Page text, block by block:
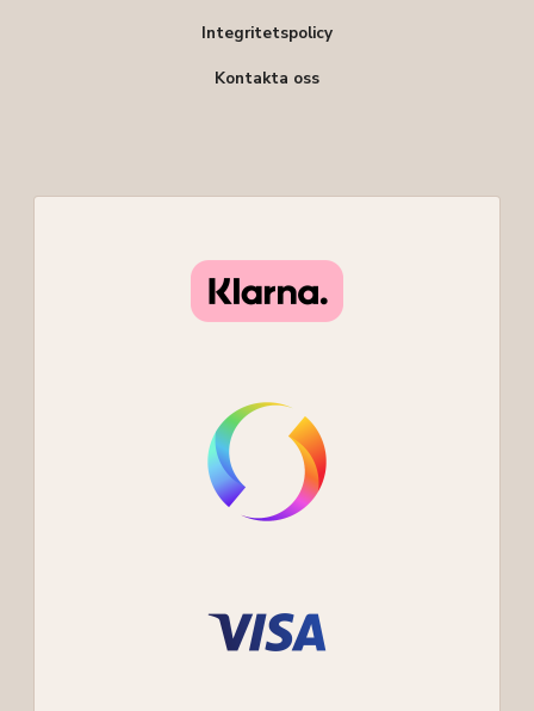
Integritetspolicy
Kontakta oss